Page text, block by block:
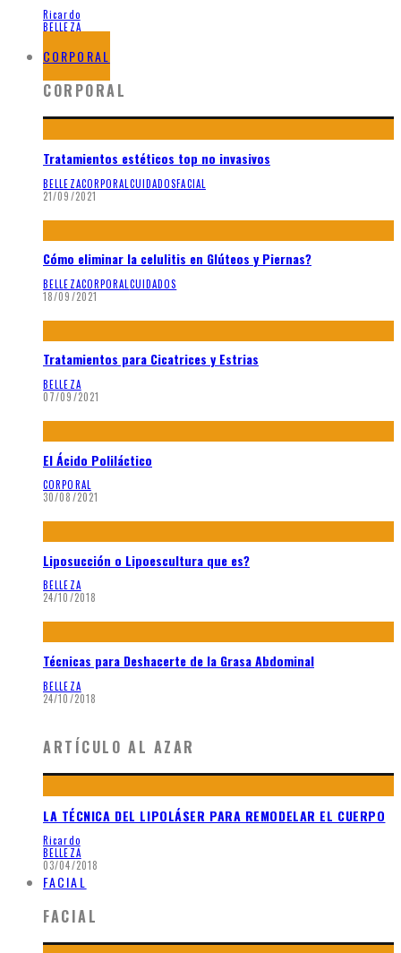
Ricardo
BELLEZA
CORPORAL
CORPORAL
Tratamientos estéticos top no invasivos
BELLEZACORPORAL CUIDADOSFACIAL
21/09/2021
Cómo eliminar la celulitis en Glúteos y Piernas?
BELLEZACORPORAL CUIDADOS
18/09/2021
Tratamientos para Cicatrices y Estrias
BELLEZA
07/09/2021
El Ácido Poliláctico
CORPORAL
30/08/2021
Liposucción o Lipoescultura que es?
BELLEZA
24/10/2018
Técnicas para Deshacerte de la Grasa Abdominal
BELLEZA
24/10/2018
ARTÍCULO AL AZAR
LA TÉCNICA DEL LIPOLÁSER PARA REMODELAR EL CUERPO
Ricardo
BELLEZA
03/04/2018
FACIAL
FACIAL